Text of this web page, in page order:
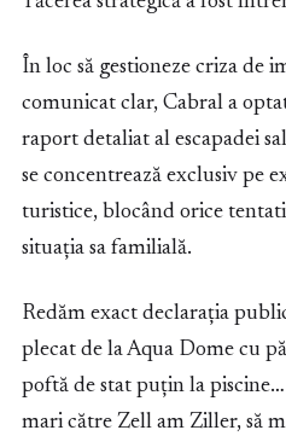
În loc să gestioneze criza de
comunicat clar, Cabral a
raport detaliat al escapadei
se concentrează exclusiv pe
turistice, blocând orice
situația sa familială.
Redăm exact declarația
plecat de la Aqua Dome cu
poftă de stat puțin la
mari către Zell am Ziller, să